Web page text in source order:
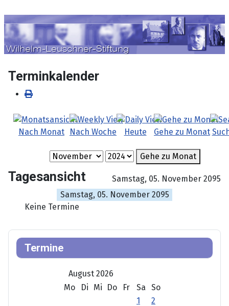
Terminkalender
Nach Monat Nach Woche Heute Gehe zu Monat
Gehe zu Monat
Tagesansicht
Samstag, 05. November 2095
Samstag, 05. November 2095
Keine Termine
Termine
August 2026
Mo
Di Mi Do Fr Sa
So
1
2